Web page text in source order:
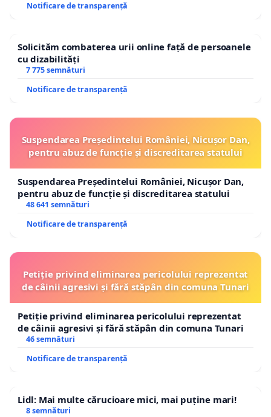
Notificare de transparență
Solicităm combaterea urii online față de persoanele
cu dizabilități
7 775 semnături
Notificare de transparență
Suspendarea Președintelui României, Nicușor Dan,
pentru abuz de funcție și discreditarea statului
Suspendarea Președintelui României, Nicușor Dan,
pentru abuz de funcție și discreditarea statului
48 641 semnături
Notificare de transparență
Petiție privind eliminarea pericolului reprezentat
de câinii agresivi și fără stăpân din comuna Tunari
Petiție privind eliminarea pericolului reprezentat
de câinii agresivi și fără stăpân din comuna Tunari
46 semnături
Notificare de transparență
Lidl: Mai multe cărucioare mici, mai puține mari!
8 semnături